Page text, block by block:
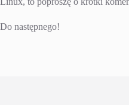
Do następnego!